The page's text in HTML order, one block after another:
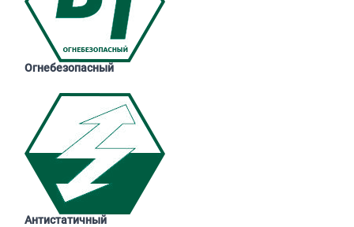
Огнебезопасный
Антистатичный